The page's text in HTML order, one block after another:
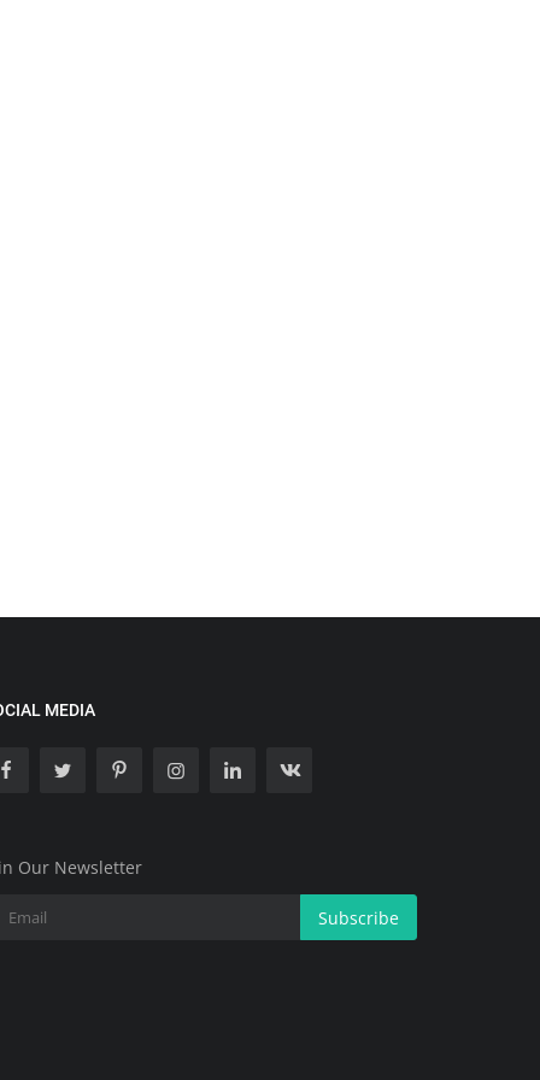
MEDIA
Our Newsletter
Subscribe